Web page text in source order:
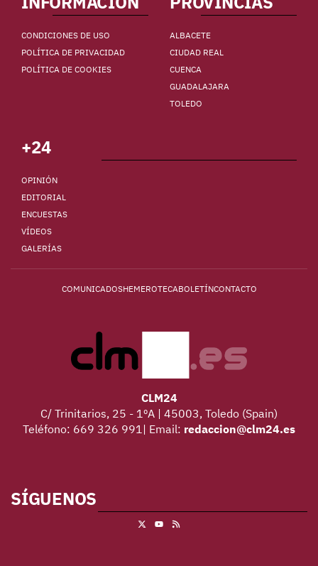
CONDICIONES DE USO
POLÍTICA DE PRIVACIDAD
POLÍTICA DE COOKIES
ALBACETE
CIUDAD REAL
CUENCA
GUADALAJARA
TOLEDO
+24
OPINIÓN
EDITORIAL
ENCUESTAS
VÍDEOS
GALERÍAS
COMUNICADOSHEMEROTECABOLETÍNCONTACTO
CLM24
C/ Trinitarios, 25 - 1ºA | 45003, Toledo (Spain)
Teléfono: 669 326 991| Email: redaccion@clm24.es
SÍGUENOS